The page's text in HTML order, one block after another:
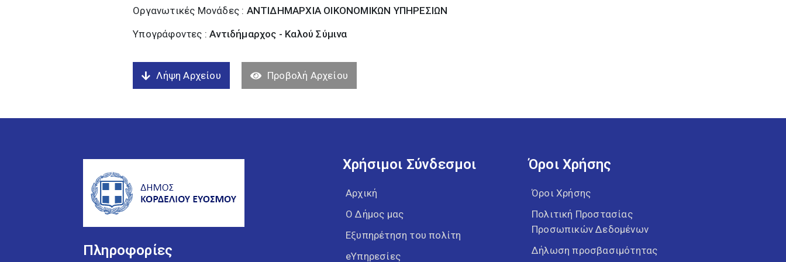
Οργανωτικές Μονάδες : ΑΝΤΙΔΗΜΑΡΧΙΑ ΟΙΚΟΝΟΜΙΚΩΝ ΥΠΗΡΕΣΙΩΝ
Υπογράφοντες :Αντιδήμαρχος - Καλού Σύµινα
Λήψη Αρχείου Προβολή Αρχείου
Πληροφορίες
Χρήσιμοι Σύνδεσμοι
Αρχική
Ο Δήμος μας
Εξυπηρέτηση του πολίτη
eΥπηρεσίες
Όροι Χρήσης
Όροι Χρήσης
Πολιτική Προστασίας
Προσωπικών Δεδομένων
Δήλωση προσβασιμότητας